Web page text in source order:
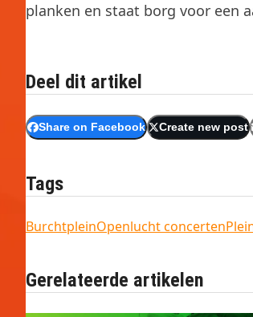
planken en staat borg voor een
Deel dit artikel
Share on Facebook Create new post
Tags
BurchtpleinOpenlucht concerten
Gerelateerde artikelen